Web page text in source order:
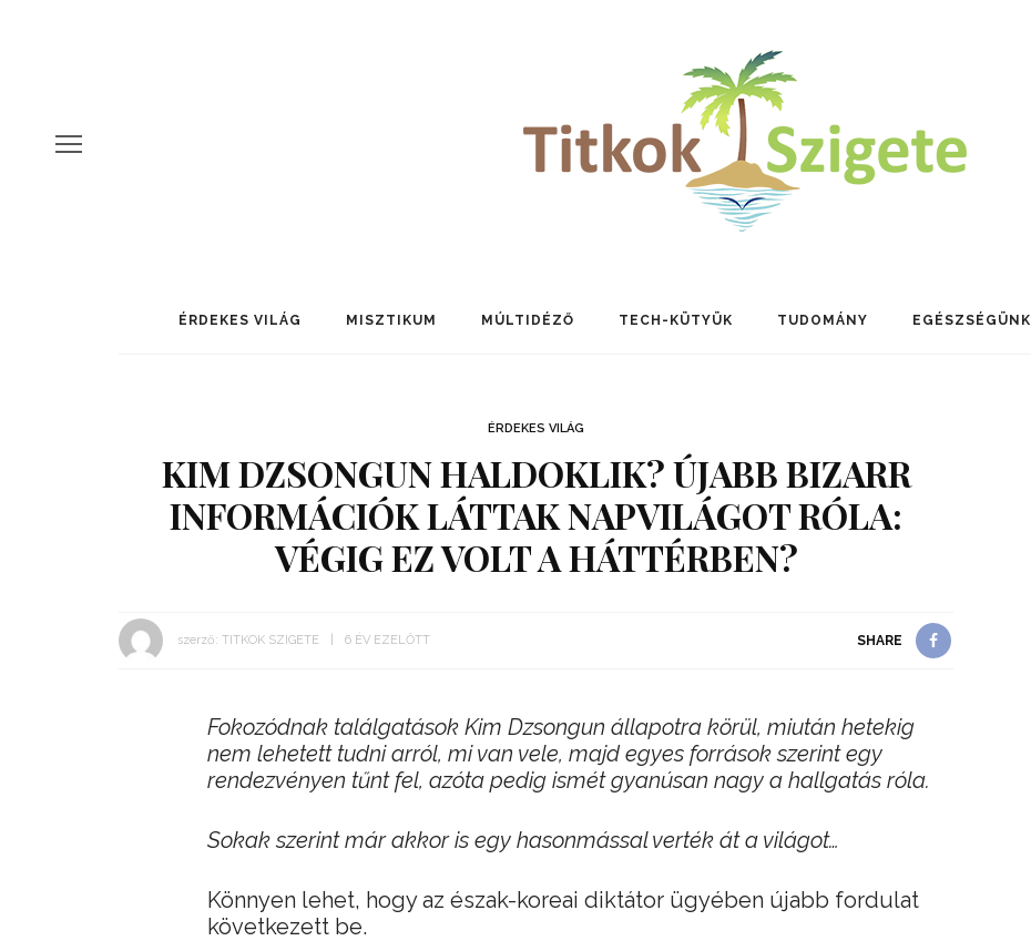
ÉRDEKES VILÁG MISZTIKUM MÚLTIDÉZŐ TECH-KÜTYÜK TUDOMÁNY EGÉSZSÉGÜNK
ÉRDEKES VILÁG
KIM DZSONGUN HALDOKLIK? ÚJABB BIZARR
INFORMÁCIÓK LÁTTAK NAPVILÁGOT RÓLA:
VÉGIG EZ VOLT A HÁTTÉRBEN?
szerző: TITKOK SZIGETE 6 ÉV EZELŐTT SHARE
Fokozódnak találgatások Kim Dzsongun állapotra körül, miután hetekig
nem lehetett tudni arról, mi van vele, majd egyes források szerint egy
rendezvényen tűnt fel, azóta pedig ismét gyanúsan nagy a hallgatás róla.
Sokak szerint már akkor is egy hasonmással verték át a világot…
Könnyen lehet, hogy az észak-koreai diktátor ügyében újabb fordulat
következett be.